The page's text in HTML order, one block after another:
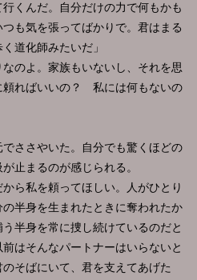
くんだ。自分だけの力で何もかも
も気を張ってばかりで。君はまる
道化師みたいだ」
のよ。家族もいないし、それを思
頼ればいいの？ 私には何もないの
ささやいた。自分でも驚くほどの
止まるのが感じられる。
ら私を頼ってほしい。人がひとり
半身を生まれたときに奪われたか
半身を常に捜し続けているのだと
はそんなパートナーはいらないと
そばにいて、君を支えてあげた